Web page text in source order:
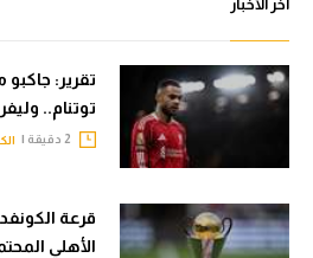
أخر الأخبار
تقرير: جاكبو
توتنام..
قرعة
الأهلي